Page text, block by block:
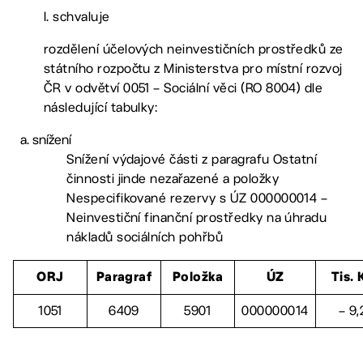
I. schvaluje
rozdělení účelových neinvestičních prostředků ze
státního rozpočtu z Ministerstva pro místní rozvoj
ČR v odvětví 0051 – Sociální věci (RO 8004) dle
následující tabulky:
snížení
Snížení výdajové části z paragrafu Ostatní
činnosti jinde nezařazené a položky
Nespecifikované rezervy s ÚZ 000000014 –
Neinvestiční finanční prostředky na úhradu
nákladů sociálních pohřbů
ORJ Paragraf Položka ÚZ Tis.
1051 6409 5901 000000014 –